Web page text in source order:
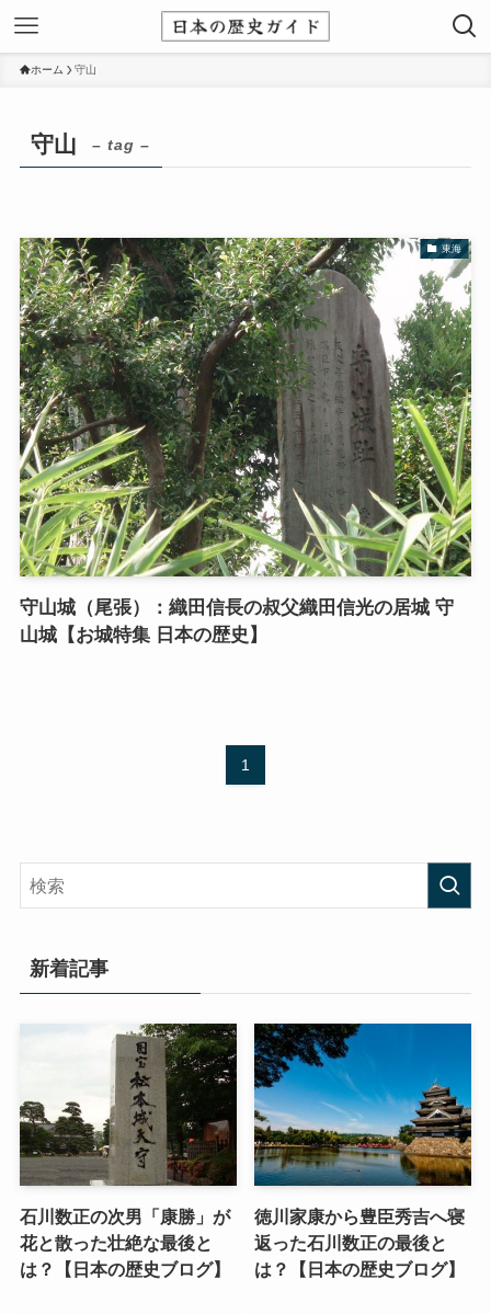
ホーム 守山
守山 – tag –
東海
守山城（尾張）：織田信長の叔父織田信光の居城 守
山城【お城特集 日本の歴史】
1
新着記事
石川数正の次男「康勝」が
花と散った壮絶な最後と
は？【日本の歴史ブログ】
徳川家康から豊臣秀吉へ寝
返った石川数正の最後と
は？【日本の歴史ブログ】